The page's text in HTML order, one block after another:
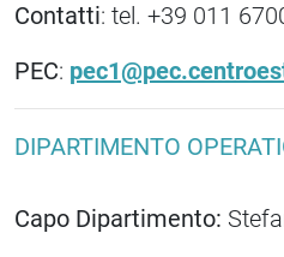
Contatti: tel. +39 011
PEC:
DIPARTIMENTO
Capo Dipartimento: